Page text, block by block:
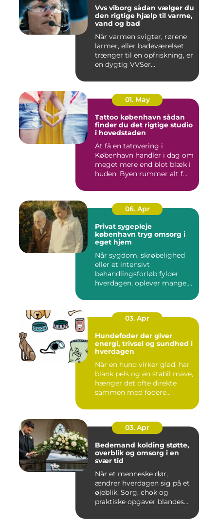
Vvs viborg sådan vælger du
den rigtige hjælp til varme,
vand og bad
Når varmen svigter, rørene
larmer, eller badeværelset
trænger til en opfriskning, er
en dygtig VVSer...
01. May
Tattoo københavn sådan
finder du det rigtige studio
i hovedstaden
At få en tatovering i
København handler i dag om
meget mere end blot blæk i
huden. Byen rummer alt f...
06. Apr
Privat sygepleje
københavn tryg omsorg i
eget hjem
Når sygdom, skrøbelighed
eller et intensivt
behandlingsforløb fylder
hverdagen, oplever mange,
03. Apr
Hundefoder der giver
energi, trivsel og sundhed i
hverdagen
Når en hund virker glad, har
blank pels og en stabil mave,
hænger det ofte direkte
sammen med fodere...
03. Apr
Bedemand kolding støtte,
overblik og omsorg i en
svær tid
Når et menneske dør,
ændrer hverdagen sig på et
øjeblik. Sorg, chok og
praktiske opgaver blandes